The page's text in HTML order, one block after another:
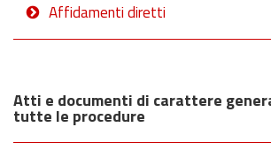
Affidamenti diretti
Atti e documenti di carattere
tutte le procedure